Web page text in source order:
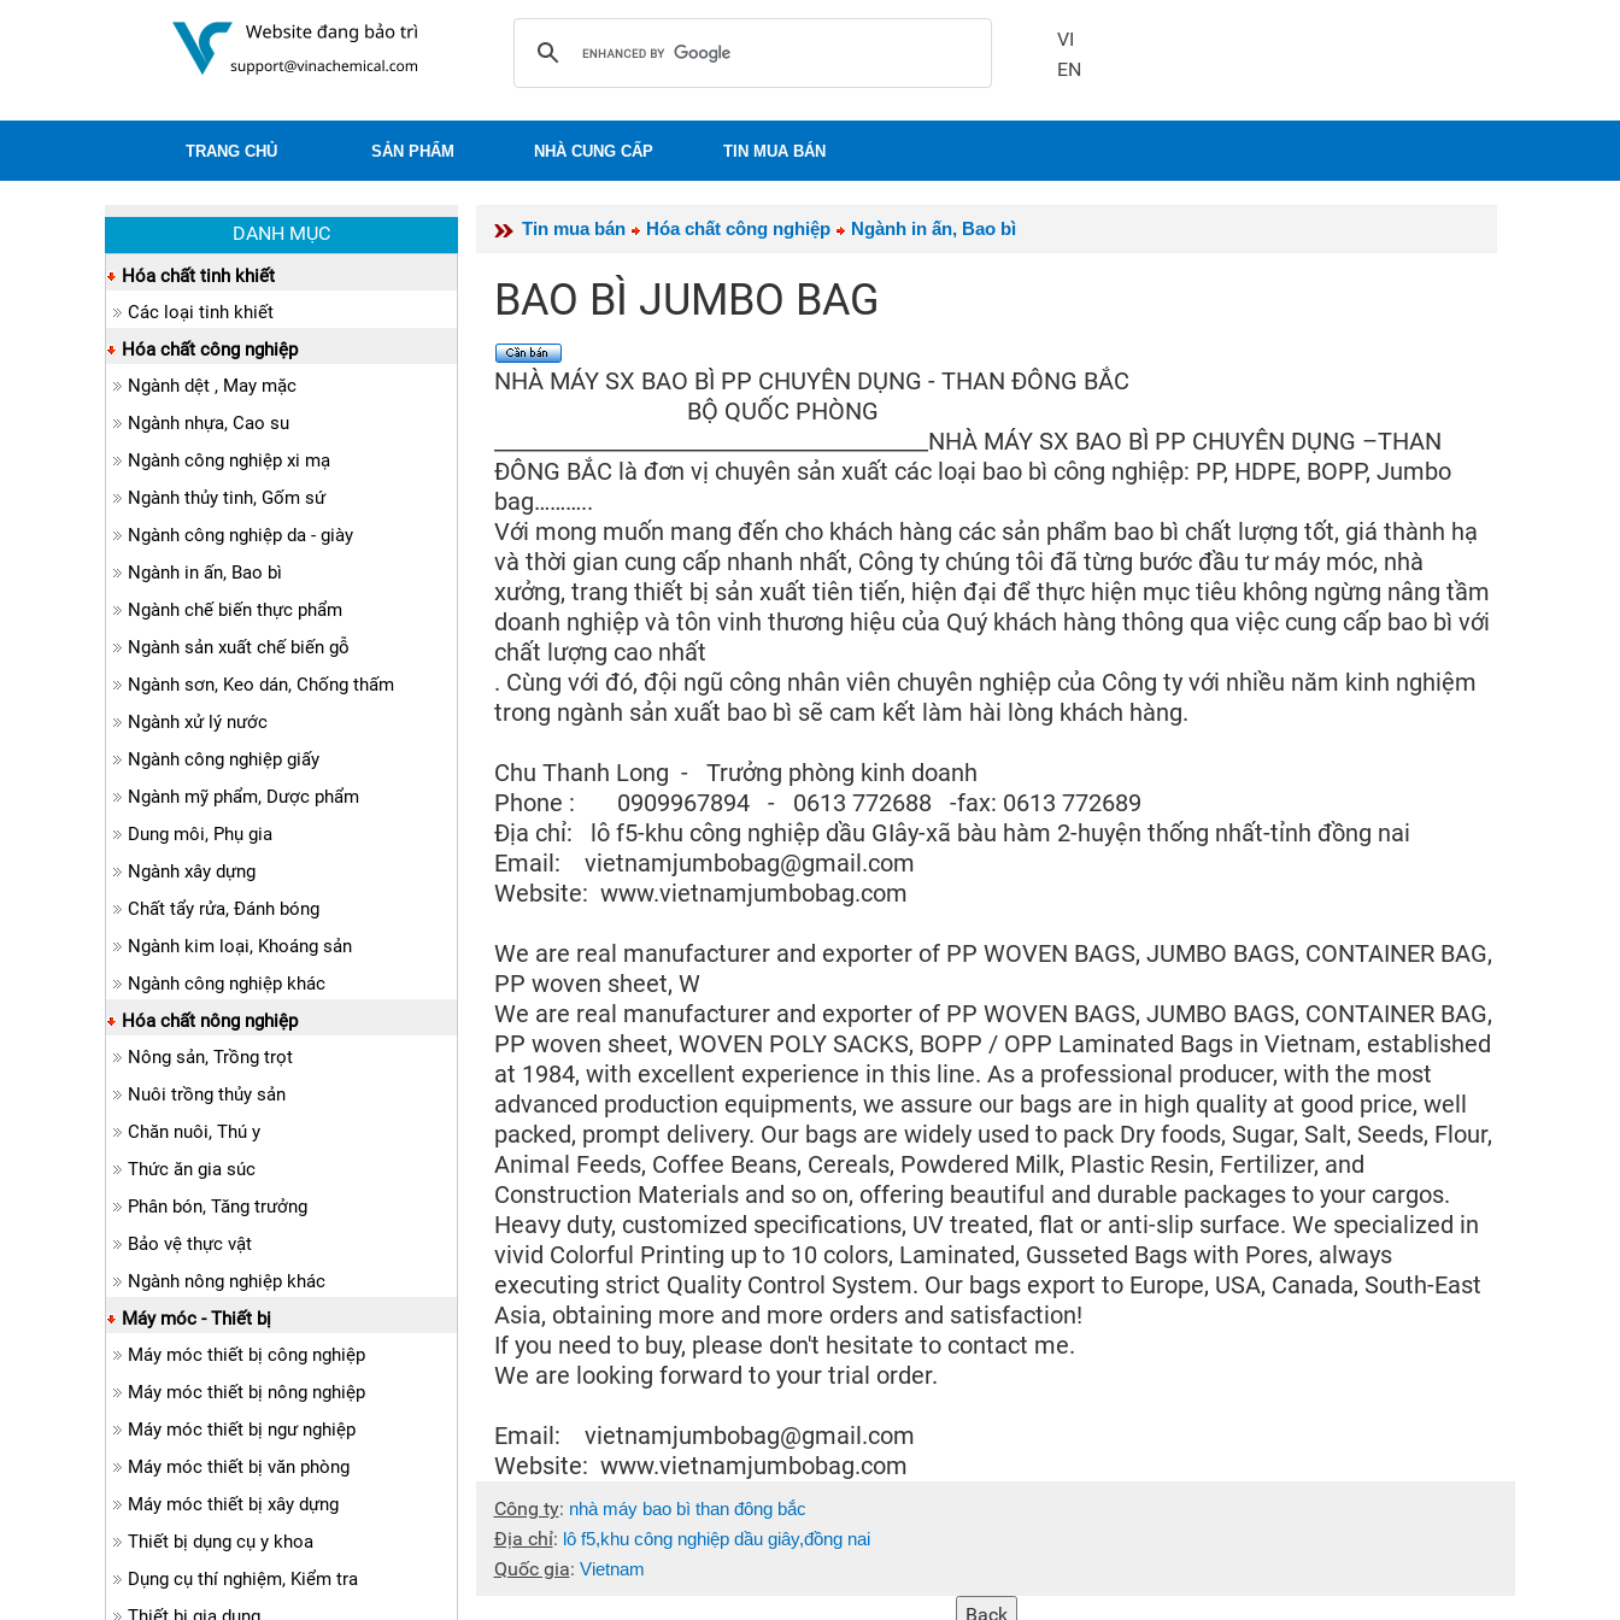
VI
EN
TRANG CHỦ SẢN PHẨM NHÀ CUNG CẤP TIN MUA BÁN
Tin mua bán Hóa chất công nghiệp Ngành in ấn, Bao bì
BAO BÌ JUMBO BAG
NHÀ MÁY SX BAO BÌ PP CHUYÊN DỤNG - THAN ĐÔNG BẮC
BỘ QUỐC PHÒNG
________________________________________NHÀ MÁY SX BAO BÌ PP CHUYÊN DỤNG –THAN
ĐÔNG BẮC là đơn vị chuyên sản xuất các loại bao bì công nghiệp: PP, HDPE, BOPP, Jumbo
bag………..
Với mong muốn mang đến cho khách hàng các sản phẩm bao bì chất lượng tốt, giá thành hạ
và thời gian cung cấp nhanh nhất, Công ty chúng tôi đã từng bước đầu tư máy móc, nhà
xưởng, trang thiết bị sản xuất tiên tiến, hiện đại để thực hiện mục tiêu không ngừng nâng tầm
doanh nghiệp và tôn vinh thương hiệu của Quý khách hàng thông qua việc cung cấp bao bì với
chất lượng cao nhất
. Cùng với đó, đội ngũ công nhân viên chuyên nghiệp của Công ty với nhiều năm kinh nghiệm
trong ngành sản xuất bao bì sẽ cam kết làm hài lòng khách hàng.
Chu Thanh Long - Trưởng phòng kinh doanh
Phone : 0909967894 - 0613 772688 -fax: 0613 772689
Địa chỉ: lô f5-khu công nghiệp dầu GIây-xã bàu hàm 2-huyện thống nhất-tỉnh đồng nai
Email: vietnamjumbobag@gmail.com
Website: www.vietnamjumbobag.com
We are real manufacturer and exporter of PP WOVEN BAGS, JUMBO BAGS, CONTAINER BAG,
PP woven sheet, W
We are real manufacturer and exporter of PP WOVEN BAGS, JUMBO BAGS, CONTAINER BAG,
PP woven sheet, WOVEN POLY SACKS, BOPP / OPP Laminated Bags in Vietnam, established
at 1984, with excellent experience in this line. As a professional producer, with the most
advanced production equipments, we assure our bags are in high quality at good price, well
packed, prompt delivery. Our bags are widely used to pack Dry foods, Sugar, Salt, Seeds, Flour,
Animal Feeds, Coffee Beans, Cereals, Powdered Milk, Plastic Resin, Fertilizer, and
Construction Materials and so on, offering beautiful and durable packages to your cargos.
Heavy duty, customized specifications, UV treated, flat or anti-slip surface. We specialized in
vivid Colorful Printing up to 10 colors, Laminated, Gusseted Bags with Pores, always
executing strict Quality Control System. Our bags export to Europe, USA, Canada, South-East
Asia, obtaining more and more orders and satisfaction!
If you need to buy, please don't hesitate to contact me.
We are looking forward to your trial order.
Email: vietnamjumbobag@gmail.com
Website: www.vietnamjumbobag.com
Công ty: nhà máy bao bì than đông bắc
Địa chỉ: lô f5,khu công nghiệp dầu giây,đồng nai
Quốc gia: Vietnam
DANH MỤC
Hóa chất tinh khiết
Các loại tinh khiết
Hóa chất công nghiệp
Ngành dệt , May mặc
Ngành nhựa, Cao su
Ngành công nghiệp xi mạ
Ngành thủy tinh, Gốm sứ
Ngành công nghiệp da - giày
Ngành in ấn, Bao bì
Ngành chế biến thực phẩm
Ngành sản xuất chế biến gỗ
Ngành sơn, Keo dán, Chống thấm
Ngành xử lý nước
Ngành công nghiệp giấy
Ngành mỹ phẩm, Dược phẩm
Dung môi, Phụ gia
Ngành xây dựng
Chất tẩy rửa, Đánh bóng
Ngành kim loại, Khoáng sản
Ngành công nghiệp khác
Hóa chất nông nghiệp
Nông sản, Trồng trọt
Nuôi trồng thủy sản
Chăn nuôi, Thú y
Thức ăn gia súc
Phân bón, Tăng trưởng
Bảo vệ thực vật
Ngành nông nghiệp khác
Máy móc - Thiết bị
Máy móc thiết bị công nghiệp
Máy móc thiết bị nông nghiệp
Máy móc thiết bị ngư nghiệp
Máy móc thiết bị văn phòng
Máy móc thiết bị xây dựng
Thiết bị dụng cụ y khoa
Dụng cụ thí nghiệm, Kiểm tra